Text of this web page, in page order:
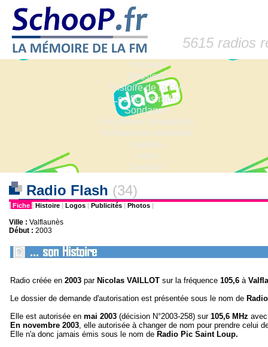
5615 radios
Accueil
Dossiers
Histoire de la FM
Les fiches radio
Sondages
Anciennes fréquences
Fréquences actuelles
Lexique
Liens
Contact
Radio Flash (34)
| Fiche | Histoire | Logos | Publicités | Photos |
Ville : Valflaunès
Début : 2003
Radio créée en 2003 par Nicolas VAILLOT sur la fréquence 105,6 à
Le dossier de demande d'autorisation est présentée sous le nom de
Elle est autorisée en mai 2003 (décision N°2003-258) sur 105,6 MHz
En novembre 2003, elle autorisée à changer de nom pour prendre celui
Elle n'a donc jamais émis sous le nom de Radio Pic Saint Loup.